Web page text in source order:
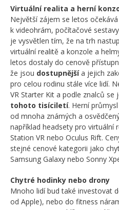
Virtuální realita a herní
Největší zájem se letos
k videohrám, počítačové
je vysvětlen tím, že na trh
virtuální realitě a konzole a
letos dostaly do cenově
že jsou dostupnějšía jejich
pro celou rodinu stále více lidí.
VR Starter Kit a podle znalců se
tohoto tisíciletí. Herní
od mnoha známých a
například headsety pro virtuální
Station VR nebo Oculus Rift.
stejné cenové kategorii jako
Samsung Galaxy nebo Sonny
Chytré hodinky nebo drony
Mnoho lidí bud také investovat
od Apple), nebo do fitness